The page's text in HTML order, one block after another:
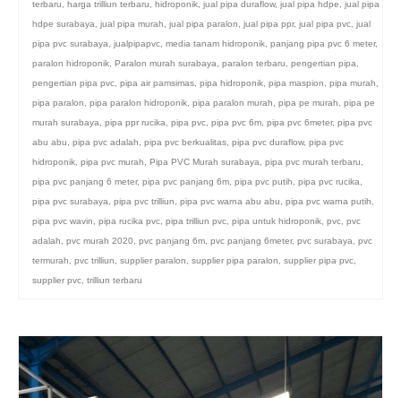
terbaru, harga trilliun terbaru, hidroponik, jual pipa duraflow, jual pipa hdpe, jual pipa
hdpe surabaya, jual pipa murah, jual pipa paralon, jual pipa ppr, jual pipa pvc, jual
pipa pvc surabaya, jualpipapvc, media tanam hidroponik, panjang pipa pvc 6 meter,
paralon hidroponik, Paralon murah surabaya, paralon terbaru, pengertian pipa,
pengertian pipa pvc, pipa air pamsimas, pipa hidroponik, pipa maspion, pipa murah,
pipa paralon, pipa paralon hidroponik, pipa paralon murah, pipa pe murah, pipa pe
murah surabaya, pipa ppr rucika, pipa pvc, pipa pvc 6m, pipa pvc 6meter, pipa pvc
abu abu, pipa pvc adalah, pipa pvc berkualitas, pipa pvc duraflow, pipa pvc
hidroponik, pipa pvc murah, Pipa PVC Murah surabaya, pipa pvc murah terbaru,
pipa pvc panjang 6 meter, pipa pvc panjang 6m, pipa pvc putih, pipa pvc rucika,
pipa pvc surabaya, pipa pvc trilliun, pipa pvc warna abu abu, pipa pvc warna putih,
pipa pvc wavin, pipa rucika pvc, pipa trilliun pvc, pipa untuk hidroponik, pvc, pvc
adalah, pvc murah 2020, pvc panjang 6m, pvc panjang 6meter, pvc surabaya, pvc
termurah, pvc trilliun, supplier paralon, supplier pipa paralon, supplier pipa pvc,
supplier pvc, trilliun terbaru